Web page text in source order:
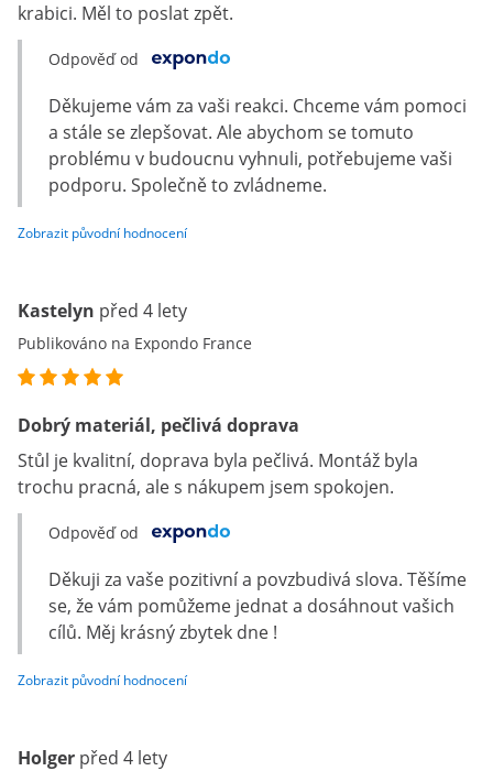
krabici. Měl to poslat zpět.
Odpověď od
Děkujeme vám za vaši reakci. Chceme vám pomoci
a stále se zlepšovat. Ale abychom se tomuto
problému v budoucnu vyhnuli, potřebujeme vaši
podporu. Společně to zvládneme.
Zobrazit původní hodnocení
Kastelyn před 4 lety
Publikováno na Expondo France
Dobrý materiál, pečlivá doprava
Stůl je kvalitní, doprava byla pečlivá. Montáž byla
trochu pracná, ale s nákupem jsem spokojen.
Odpověď od
Děkuji za vaše pozitivní a povzbudivá slova. Těšíme
se, že vám pomůžeme jednat a dosáhnout vašich
cílů. Měj krásný zbytek dne !
Zobrazit původní hodnocení
Holger před 4 lety